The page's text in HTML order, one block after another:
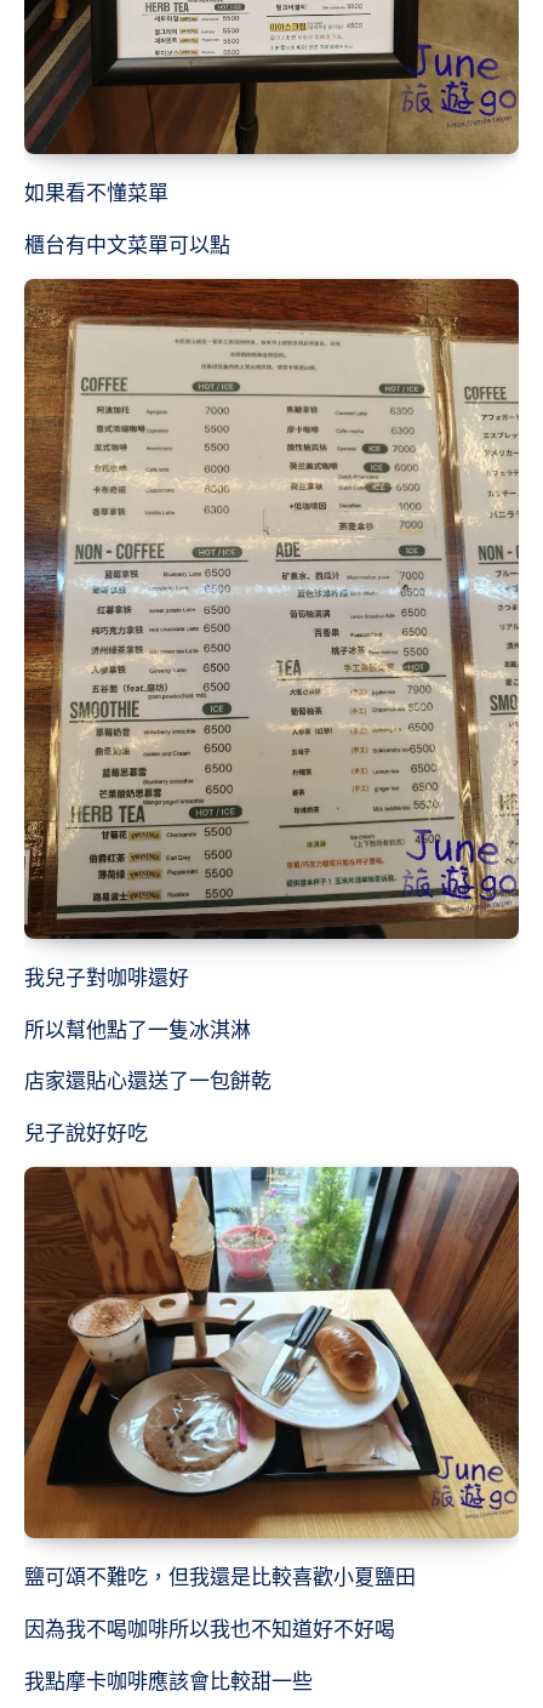
如果看不懂菜單
櫃台有中文菜單可以點
我兒子對咖啡還好
所以幫他點了一隻冰淇淋
店家還貼心還送了一包餅乾
兒子說好好吃
鹽可頌不難吃，但我還是比較喜歡小夏鹽田
因為我不喝咖啡所以我也不知道好不好喝
我點摩卡咖啡應該會比較甜一些